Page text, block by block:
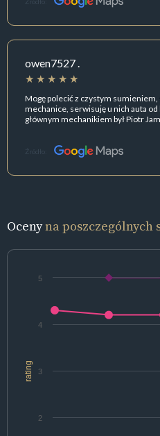
owen7527 .
Mogę polecić z czystym sumieniem,
mechanice, serwisuję u nich auta
głównym mechanikiem był Piotr
Źródło:
Ocenyna poszczególnych
rating
2
3
4
5